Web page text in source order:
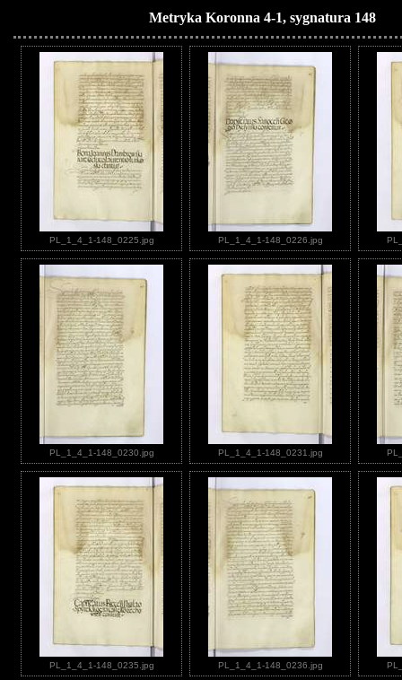
Metryka Koronna 4-1, sygnatura 148
PL_1_4_1-148_0225.jpg PL_1_4_1-148_0226.jpg
PL_1_4_1-148_0230.jpg PL_1_4_1-148_0231.jpg
PL_1_4_1-148_0235.jpg PL_1_4_1-148_0236.jpg